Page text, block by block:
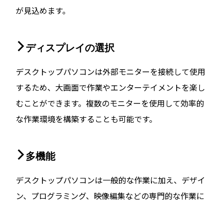
が見込めます。
ディスプレイの選択
デスクトップパソコンは外部モニターを接続して使用
するため、大画面で作業やエンターテイメントを楽し
むことができます。複数のモニターを使用して効率的
な作業環境を構築することも可能です。
多機能
デスクトップパソコンは一般的な作業に加え、デザイ
ン、プログラミング、映像編集などの専門的な作業に